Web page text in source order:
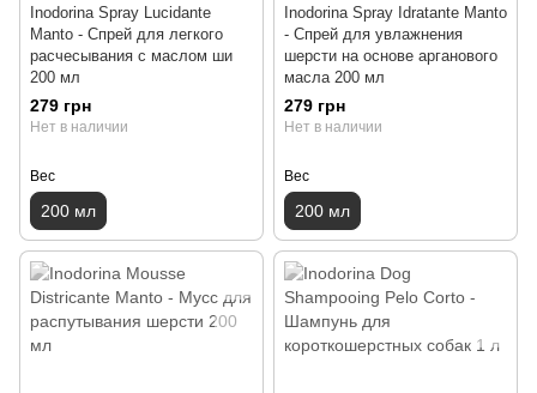
Inodorina Spray Lucidante
Manto - Спрей для легкого
расчесывания с маслом ши
200 мл
279 грн
Нет в наличии
Вес
200 мл
Inodorina Spray Idratante Manto
- Спрей для увлажнения
шерсти на основе арганового
масла 200 мл
279 грн
Нет в наличии
Вес
200 мл